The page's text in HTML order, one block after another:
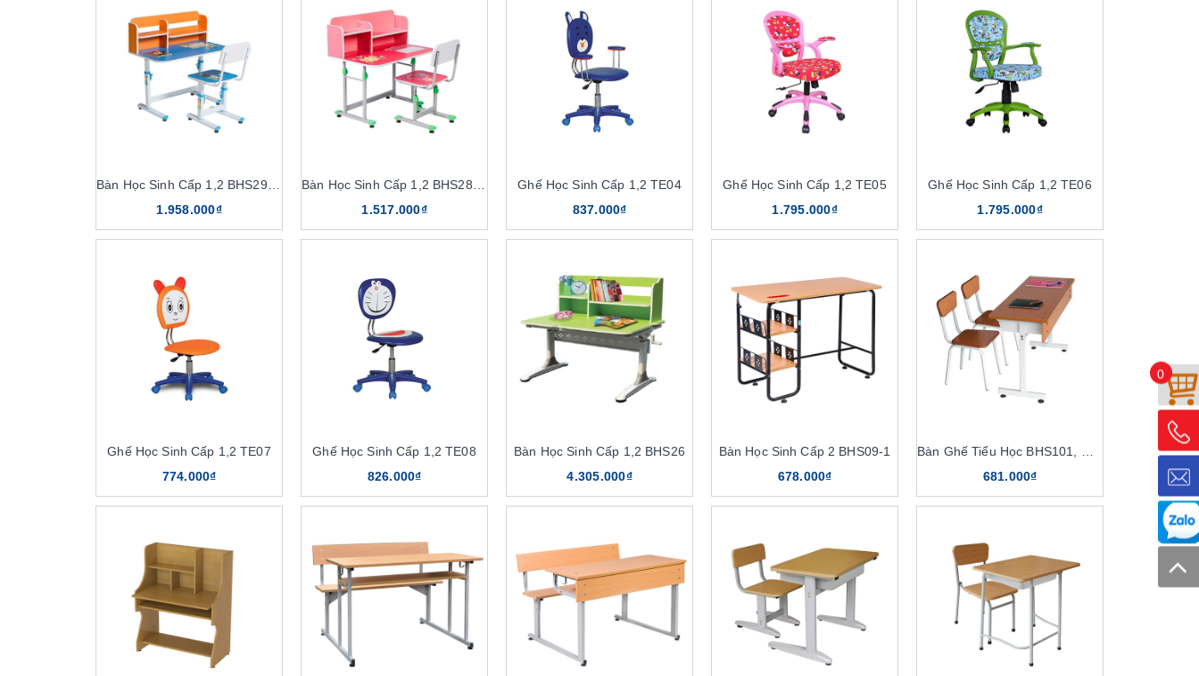
Bàn Học Sinh Cấp 1,2 BHS29C-3
1.958.000₫
Bàn Học Sinh Cấp 1,2 BHS28C-3
1.517.000₫
Ghế Học Sinh Cấp 1,2 TE04
837.000₫
Ghế Học Sinh Cấp 1,2 TE05
1.795.000₫
Ghế Học Sinh Cấp 1,2 TE06
1.795.000₫
Ghế Học Sinh Cấp 1,2 TE07
774.000₫
Ghế Học Sinh Cấp 1,2 TE08
826.000₫
Bàn Học Sinh Cấp 1,2 BHS26
4.305.000₫
Bàn Học Sinh Cấp 2 BHS09-1
678.000₫
Bàn Ghế Tiểu Học BHS101, GHS101
681.000₫
0